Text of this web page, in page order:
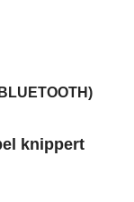
knippert